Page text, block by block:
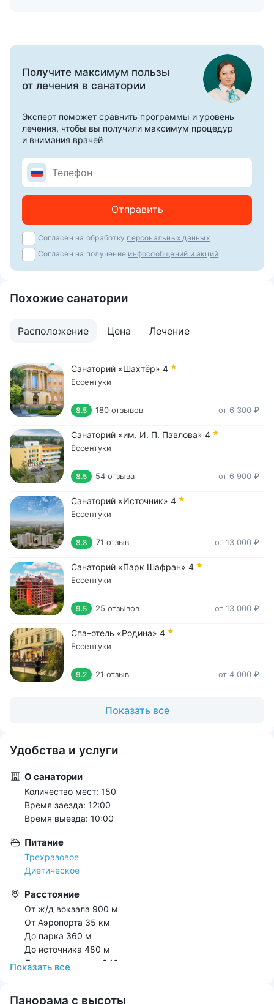
Получите максимум пользы
от лечения в санатории
Эксперт поможет сравнить программы и уровень
лечения, чтобы вы получили максимум процедур
и внимания врачей
Отправить
Согласен на обработку персональных данных
Согласен на получение инфосообщений и акций
Похожие санатории
Расположение Цена Лечение
Санаторий «Шахтёр» 4
Ессентуки
8.5 180 отзывов от 6 300 ₽
Санаторий «им. И. П. Павлова» 4
Ессентуки
8.5 54 отзыва от 6 900 ₽
Санаторий «Источник» 4
Ессентуки
8.8 71 отзыв от 13 000 ₽
Санаторий «Парк Шафран» 4
Ессентуки
9.5 25 отзывов от 13 000 ₽
Спа–отель «Родина» 4
Ессентуки
9.2 21 отзыв от 4 000 ₽
Показать все
Удобства и услуги
О санатории
Количество мест: 150
Время заезда: 12:00
Время выезда: 10:00
Питание
Трехразовое
Диетическое
Расстояние
От ж/д вокзала 900 м
От Аэропорта 35 км
До парка 360 м
До источника 480 м
До центра города 840 м
Библиотека
Показать всe
Панорама с высоты